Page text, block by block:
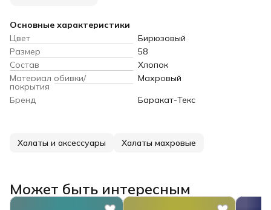
Основные характеристики
Цвет
Бирюзовый
Размер
58
Состав
Хлопок
Материал обивки/
покрытия
Махровый
Бренд
Баракат-Текс
Халаты и аксессуары Халаты махровые
Может быть интересным